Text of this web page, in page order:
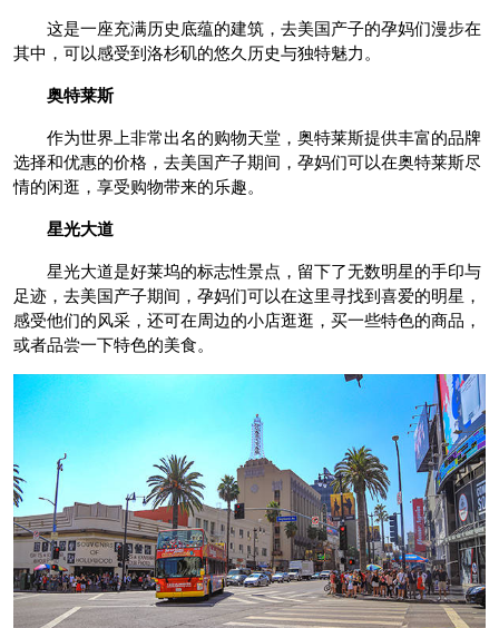
这是一座充满历史底蕴的建筑，去美国产子的孕妈们漫步在
其中，可以感受到洛杉矶的悠久历史与独特魅力。
奥特莱斯
作为世界上非常出名的购物天堂，奥特莱斯提供丰富的品牌
选择和优惠的价格，去美国产子期间，孕妈们可以在奥特莱斯尽
情的闲逛，享受购物带来的乐趣。
星光大道
星光大道是好莱坞的标志性景点，留下了无数明星的手印与
足迹，去美国产子期间，孕妈们可以在这里寻找到喜爱的明星，
感受他们的风采，还可在周边的小店逛逛，买一些特色的商品，
或者品尝一下特色的美食。